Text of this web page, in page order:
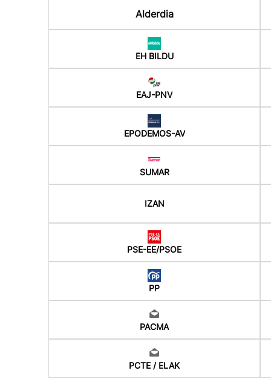
Alderdia
EH BILDU
EAJ-PNV
EPODEMOS-AV
SUMAR
IZAN
PSE-EE/PSOE
PP
PACMA
PCTE / ELAK